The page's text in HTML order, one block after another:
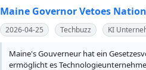
Maine Governor Vetoes
2026-04-25 Techbuzz KI
Maine's Gouverneur hat ein
ermöglicht es